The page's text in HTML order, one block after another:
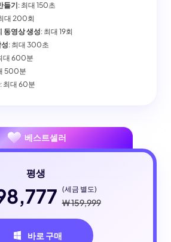
들기: 최대 150초
대 200회
동영상 생성: 최대 19회
: 최대 300초
대 600분
500분
: 최대 60분
베스트셀러
평생
(세금 별도)
₩ 159,999
바로 구매